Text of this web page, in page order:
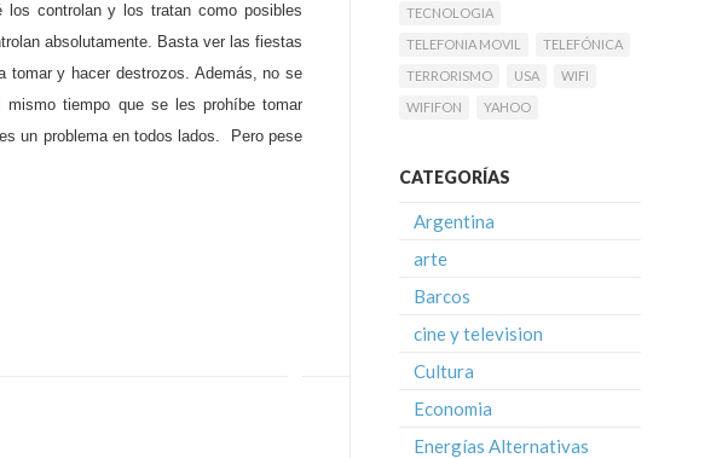
controlan y los tratan como posibles
absolutamente. Basta ver las fiestas
tomar y hacer destrozos. Además, no se
tiempo que se les prohíbe tomar
un problema en todos lados. Pero pese
TECNOLOGIA
TELEFONIA MOVIL
TELEFÓNICA
TERRORISMO
USA
WIFI
WIFIFON
YAHOO
CATEGORÍAS
Argentina
arte
Barcos
cine y television
Cultura
Economia
Energías Alternativas